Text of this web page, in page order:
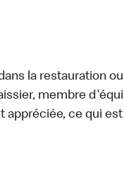
la restauration
membre
ce qui est